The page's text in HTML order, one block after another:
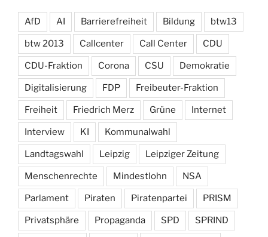
AfD AI Barrierefreiheit Bildung btw13
btw 2013 Callcenter Call Center CDU
CDU-Fraktion Corona CSU Demokratie
Digitalisierung FDP Freibeuter-Fraktion
Freiheit Friedrich Merz Grüne Internet
Interview KI Kommunalwahl
Landtagswahl Leipzig Leipziger Zeitung
Menschenrechte Mindestlohn NSA
Parlament Piraten Piratenpartei PRISM
Privatsphäre Propaganda SPD SPRIND